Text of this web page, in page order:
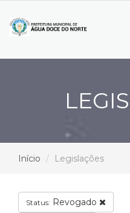
Início Legislações
Status: Revogado